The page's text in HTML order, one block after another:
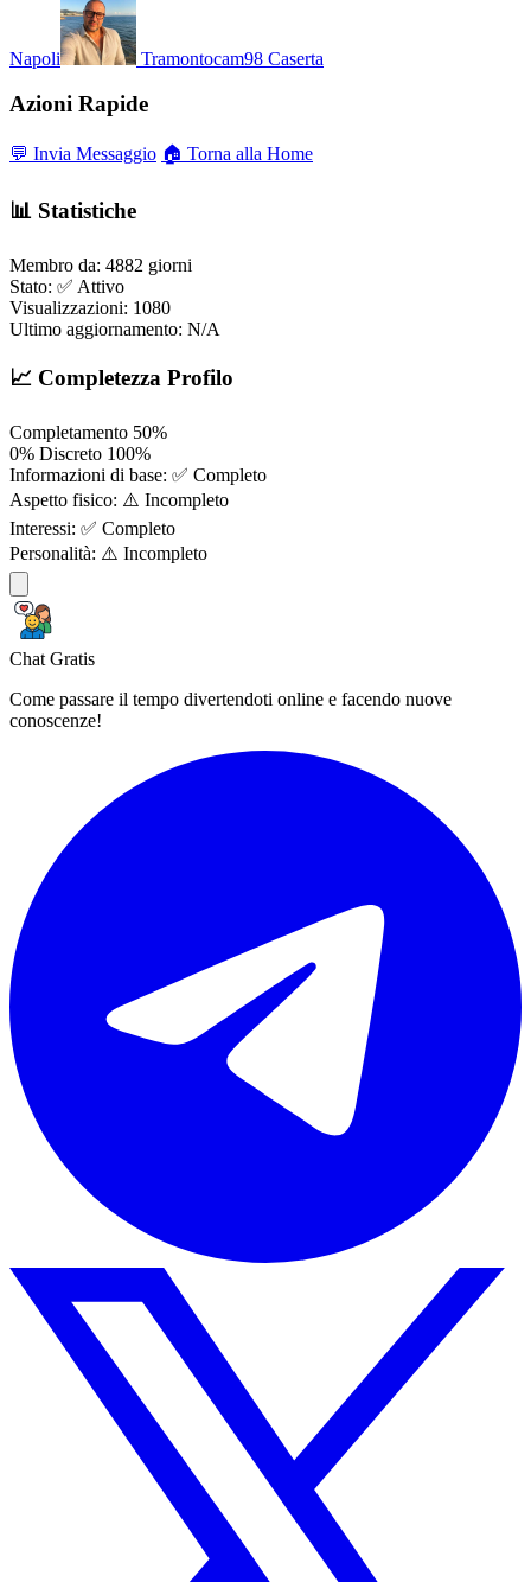
Napoli Tramontocam98 Caserta
Azioni Rapide
💬 Invia Messaggio 🏠 Torna alla Home
📊 Statistiche
Membro da: 4882 giorni
Stato: ✅ Attivo
Visualizzazioni: 1080
Ultimo aggiornamento: N/A
📈 Completezza Profilo
Completamento 50%
0% Discreto 100%
Informazioni di base: ✅ Completo
Aspetto fisico: ⚠️ Incompleto
Interessi: ✅ Completo
Personalità: ⚠️ Incompleto
Chat Gratis
Come passare il tempo divertendoti online e facendo nuove
conoscenze!